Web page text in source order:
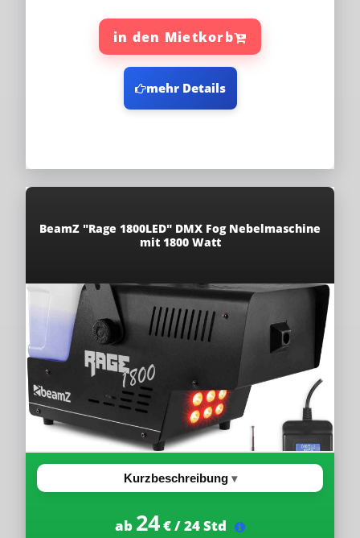
in den Mietkorb
mehr Details
BeamZ "Rage 1800LED" DMX Fog Nebelmaschine
mit 1800 Watt
Kurzbeschreibung
ab 24€ / 24 Std